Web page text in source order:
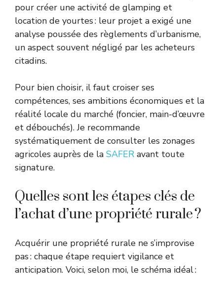
pour créer une activité de glamping et
location de yourtes : leur projet a exigé une
analyse poussée des règlements d’urbanisme,
un aspect souvent négligé par les acheteurs
citadins.
Pour bien choisir, il faut croiser ses
compétences, ses ambitions économiques et la
réalité locale du marché (foncier, main-d’œuvre
et débouchés). Je recommande
systématiquement de consulter les zonages
agricoles auprès de la SAFER avant toute
signature.
Quelles sont les étapes clés de
l’achat d’une propriété rurale ?
Acquérir une propriété rurale ne s’improvise
pas : chaque étape requiert vigilance et
anticipation. Voici, selon moi, le schéma idéal :